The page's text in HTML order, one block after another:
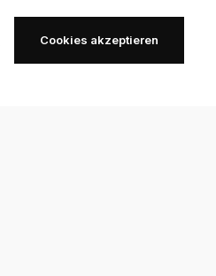
Cookies akzeptieren